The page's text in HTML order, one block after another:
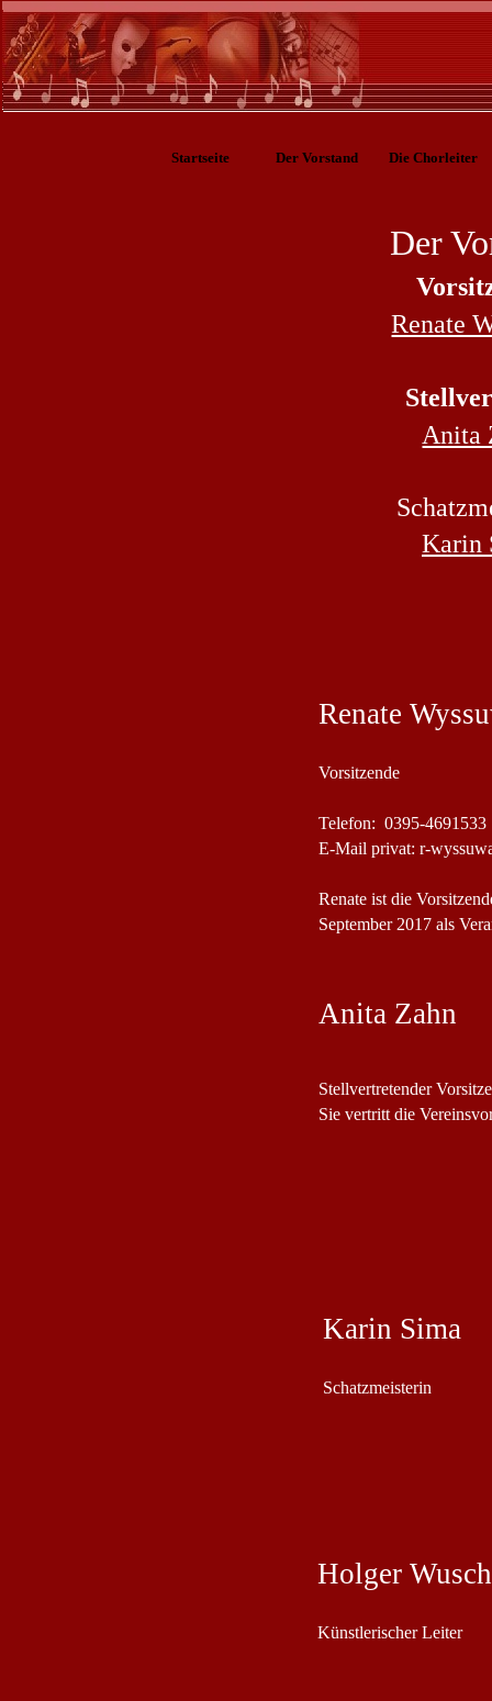
Startseite Der Vorstand Die Chorleiter
Renate
Vorsitzende
Telefon: 0395-4691533
E-Mail privat: r-
Renate ist die
September 2017 als
Anita Zahn
Stellvertretender
Sie vertritt die
Karin Sima
Schatzmeisterin
Holger
Künstlerischer Leiter
Der
Renate
Anita
Karin